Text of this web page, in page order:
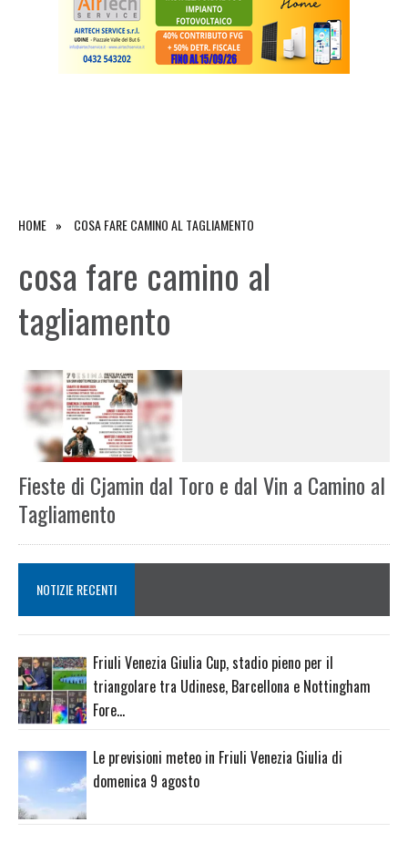
HOME COSA FARE CAMINO AL TAGLIAMENTO
cosa fare camino al
tagliamento
Fieste di Cjamin dal Toro e dal Vin a Camino al
Tagliamento
NOTIZIE RECENTI
Friuli Venezia Giulia Cup, stadio pieno per il
triangolare tra Udinese, Barcellona e Nottingham
Fore…
Le previsioni meteo in Friuli Venezia Giulia di
domenica 9 agosto